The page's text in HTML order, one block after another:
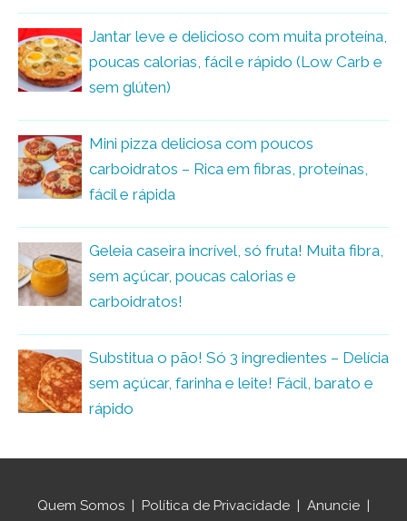
Jantar leve e delicioso com muita proteína,
poucas calorias, fácil e rápido (Low Carb e
sem glúten)
Mini pizza deliciosa com poucos
carboidratos – Rica em fibras, proteínas,
fácil e rápida
Geleia caseira incrível, só fruta! Muita fibra,
sem açúcar, poucas calorias e
carboidratos!
Substitua o pão! Só 3 ingredientes – Delícia
sem açúcar, farinha e leite! Fácil, barato e
rápido
Quem Somos | Política de Privacidade | Anuncie |